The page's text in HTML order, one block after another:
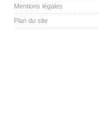
Mentions légales
Plan du site